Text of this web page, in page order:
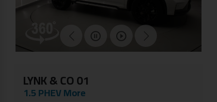
LYNK & CO 01
1.5 PHEV More